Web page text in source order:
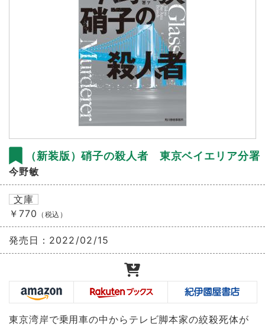
（新装版）硝子の殺人者 東京ベイエリア分署
今野敏
文庫
￥770 （税込）
発売日： 2022/02/15
東京湾岸で乗用車の中からテレビ脚本家の絞殺死体が